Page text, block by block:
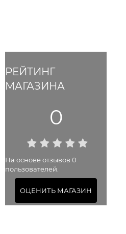
РЕЙТИНГ
МАГАЗИНА
0
На основе отзывов 0
пользователей.
ОЦЕНИТЬ МАГАЗИН